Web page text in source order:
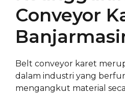
Conveyor
Belt conveyor karet
dalam industri yang
mengangkut material